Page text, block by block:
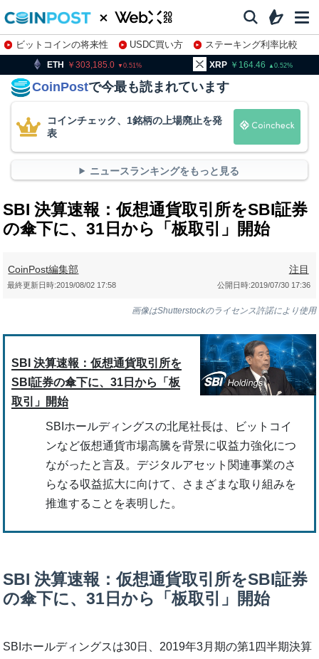
ビットコインの将来性 USDC買い方
ステーキング利率比較
株特集・関連銘柄
0.51 XRP 0.52 BNB
CoinPostで今最も読まれています
コインチェック、1銘柄の上場廃止を発
表
ニュースランキングをもっと見る
SBI 決算速報：仮想通貨取引所をSBI証券
の傘下に、31日から「板取引」開始
CoinPost編集部 注目
公開日時:2019/07/30 17:36
最終更新日時:2019/08/02 17:58
画像はShutterstockのライセンス許諾により使用
SBI 決算速報：仮想通貨取引所を
SBI証券の傘下に、31日から「板
取引」開始
SBIホールディングスの北尾社長は、ビットコイ
ンなど仮想通貨市場高騰を背景に収益力強化につ
ながったと言及。デジタルアセット関連事業のさ
らなる収益拡大に向けて、さまざまな取り組みを
推進することを表明した。
SBI 決算速報：仮想通貨取引所をSBI証券
の傘下に、31日から「板取引」開始
SBIホールディングスは30日、2019年3月期の第1四半期決算